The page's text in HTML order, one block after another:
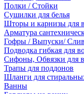
Полки / Стойки
Сушилки для белья
Шторы и карнизы для
Арматура
Гофры / Выпуски/
Подводка гибкая для
Сифоны, Обвязки для
Трапы для поддонов
Шланги для
Ванны